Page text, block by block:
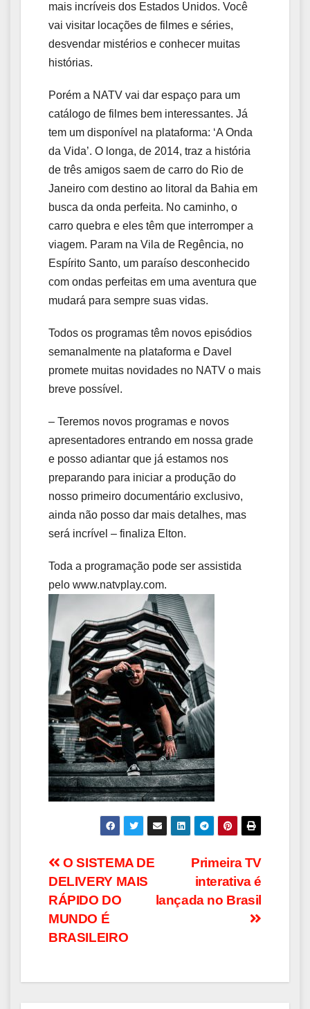
mais incríveis dos Estados Unidos. Você
vai visitar locações de filmes e séries,
desvendar mistérios e conhecer muitas
histórias.
Porém a NATV vai dar espaço para um
catálogo de filmes bem interessantes. Já
tem um disponível na plataforma: ‘A Onda
da Vida’. O longa, de 2014, traz a história
de três amigos saem de carro do Rio de
Janeiro com destino ao litoral da Bahia em
busca da onda perfeita. No caminho, o
carro quebra e eles têm que interromper a
viagem. Param na Vila de Regência, no
Espírito Santo, um paraíso desconhecido
com ondas perfeitas em uma aventura que
mudará para sempre suas vidas.
Todos os programas têm novos episódios
semanalmente na plataforma e Davel
promete muitas novidades no NATV o mais
breve possível.
– Teremos novos programas e novos
apresentadores entrando em nossa grade
e posso adiantar que já estamos nos
preparando para iniciar a produção do
nosso primeiro documentário exclusivo,
ainda não posso dar mais detalhes, mas
será incrível – finaliza Elton.
Toda a programação pode ser assistida
pelo www.natvplay.com.
Navegação
de
Post
Primeira TV
interativa é
lançada no Brasil
O SISTEMA DE
DELIVERY MAIS
RÁPIDO DO
MUNDO É
BRASILEIRO